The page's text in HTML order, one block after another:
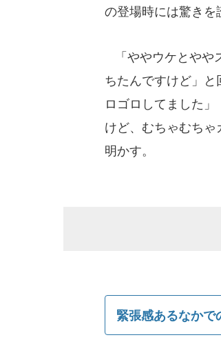
の登場時には驚きを
「ややウケとやや
ちたんですけど」
ロゴロしてました
けど、むちゃむち
明かす。
緊張感あるなかで